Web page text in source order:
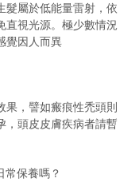
髮屬於低能量雷射，依
直視光源。極少數情況
覺因人而異
果，譬如瘢痕性禿頭則
，頭皮皮膚疾病者請暫
常保養嗎？